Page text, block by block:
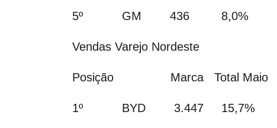
5º GM 436 8,0%
Vendas Varejo Nordeste
Posição Marca Total Maio
1º BYD 3.447 15,7%